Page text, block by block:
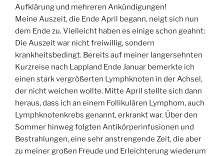
Aufklärung und mehreren Ankündigungen!
Meine Auszeit, die Ende April begann, neigt sich nun
dem Ende zu. Vielleicht haben es einige schon geahnt:
Die Auszeit war nicht freiwillig, sondern
krankheitsbedingt. Bereits auf meiner langersehnten
Kurzreise nach Lappland Ende Januar bemerkte ich
einen stark vergrößerten Lymphknoten in der Achsel,
der nicht weichen wollte. Mitte April stellte sich dann
heraus, dass ich an einem Follikulären Lymphom, auch
Lymphknotenkrebs genannt, erkrankt war. Über den
Sommer hinweg folgten Antikörperinfusionen und
Bestrahlungen, eine sehr anstrengende Zeit, die aber
zu meiner großen Freude und Erleichterung wiederum